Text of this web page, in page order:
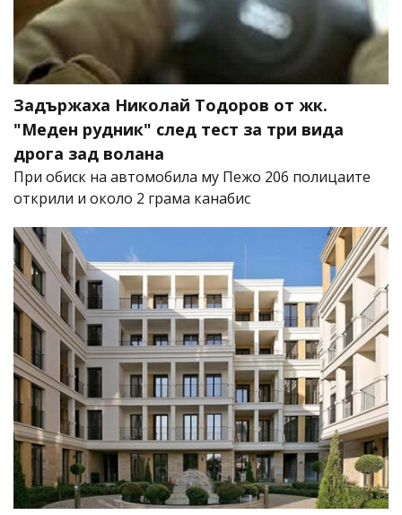
Задържаха Николай Тодоров от жк.
"Меден рудник" след тест за три вида
дрога зад волана
При обиск на автомобила му Пежо 206 полицаите
открили и около 2 грама канабис